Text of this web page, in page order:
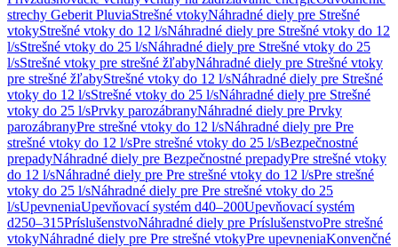
strechy Geberit PluviaStrešné vtokyNáhradné diely pre Strešné
vtokyStrešné vtoky do 12 l/sNáhradné diely pre Strešné vtoky do 12
l/sStrešné vtoky do 25 l/sNáhradné diely pre Strešné vtoky do 25
l/sStrešné vtoky pre strešné žľabyNáhradné diely pre Strešné vtoky
pre strešné žľabyStrešné vtoky do 12 l/sNáhradné diely pre Strešné
vtoky do 12 l/sStrešné vtoky do 25 l/sNáhradné diely pre Strešné
vtoky do 25 l/sPrvky parozábranyNáhradné diely pre Prvky
parozábranyPre strešné vtoky do 12 l/sNáhradné diely pre Pre
strešné vtoky do 12 l/sPre strešné vtoky do 25 l/sBezpečnostné
prepadyNáhradné diely pre Bezpečnostné prepadyPre strešné vtoky
do 12 l/sNáhradné diely pre Pre strešné vtoky do 12 l/sPre strešné
vtoky do 25 l/sNáhradné diely pre Pre strešné vtoky do 25
l/sUpevneniaUpevňovací systém d40–200Upevňovací systém
d250–315PríslušenstvoNáhradné diely pre PríslušenstvoPre strešné
vtokyNáhradné diely pre Pre strešné vtokyPre upevneniaKonvenčné